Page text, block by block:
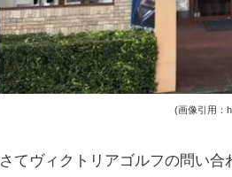
(画像引用：
さてヴィクトリアゴルフの問い